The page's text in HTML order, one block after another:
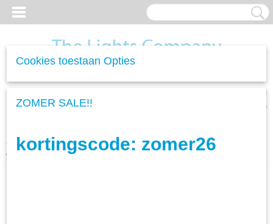
(0)
Home>Woonverlichting>Hanglampen>Hanglamp Drift Glass -
Amber
Cookies toestaan Opties
ZOMER SALE!!
kortingscode: zomer26